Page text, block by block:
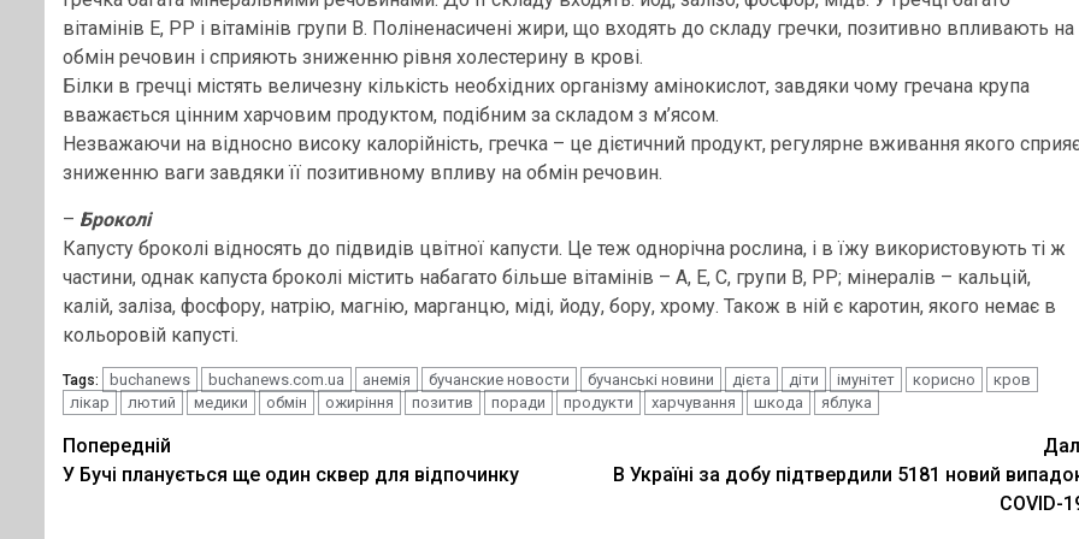
вітамінів Е, РР і вітамінів групи В. Поліненасичені жири, що входять до складу гречки, позитивно впливають на
обмін речовин і сприяють зниженню рівня холестерину в крові.
Білки в гречці містять величезну кількість необхідних організму амінокислот, завдяки чому гречана крупа
вважається цінним харчовим продуктом, подібним за складом з м’ясом.
Незважаючи на відносно високу калорійність, гречка – це дієтичний продукт, регулярне вживання якого
зниженню ваги завдяки її позитивному впливу на обмін речовин.
– Броколі
Капусту броколі відносять до підвидів цвітної капусти. Це теж однорічна рослина, і в їжу використовують ті ж
частини, однак капуста броколі містить набагато більше вітамінів – А, Е, С, групи В, РР; мінералів – кальцій,
калій, заліза, фосфору, натрію, магнію, марганцю, міді, йоду, бору, хрому. Також в ній є каротин, якого немає в
кольоровій капусті.
Tags: buchanews buchanews.com.ua анемія бучанские новости бучанські новини дієта діти імунітет корисно
кров
лікар
лютий медики обмін ожиріння позитив поради продукти харчування шкода яблука
Post
navigation
Попередній
У Бучі планується ще один сквер для відпочинку
В Україні за добу підтвердили 5181 новий
COVID-